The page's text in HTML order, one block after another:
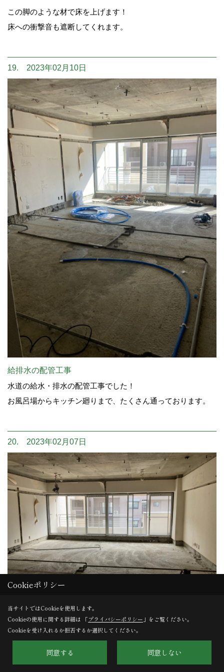
この脚のような材で床を上げます！
床への衝撃音も遮断してくれます。
19. 2023年02月10日
給排水の配管工事
水道の給水・排水の配管工事でした！
お風呂場からキッチン廻りまで、たくさん通っております。
20. 2023年02月07日
解体完了！
壁をなくすとなかなかの大空間ですね。
Cookieポリシー
当サイトではCookieを使用します。
Cookieの使用に関する詳細は 「プライバシーポリシー 」をご覧ください。
Cookieを受け入れるか拒否するか選択してください。
同意する 同意しない